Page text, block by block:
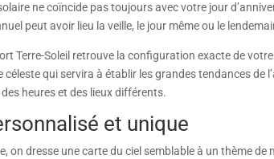
ne coïncide pas toujours avec votre jour
peut avoir lieu la veille, le jour même ou le
Terre-Soleil retrouve la configuration exacte de
qui servira à établir les grandes tendances
heures et des lieux différents.
et unique
on dresse une carte du ciel semblable à un thème de